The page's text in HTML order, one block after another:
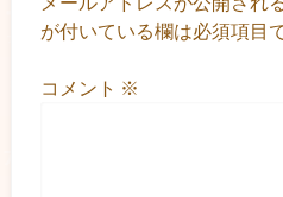
が付いている欄は必須項目
コメント ※